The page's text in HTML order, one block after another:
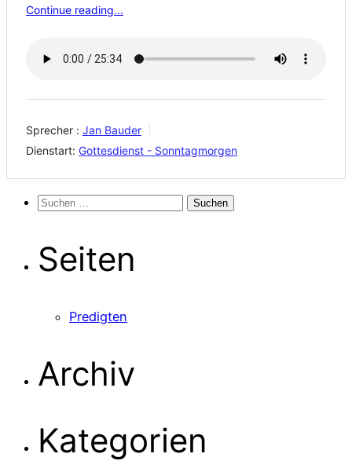
Continue reading...
Sprecher : Jan Bauder
Dienstart: Gottesdienst - Sonntagmorgen
Suchen
Seiten
Predigten
Archiv
Kategorien